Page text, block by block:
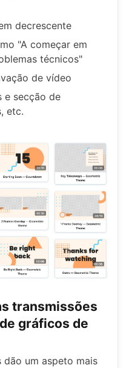
decrescente
"A começar em
técnicos"
de vídeo
e secção de
etc.
transmissões
gráficos de
dão um aspeto mais